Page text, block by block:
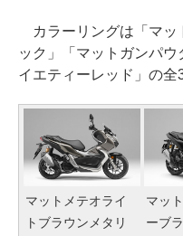
カラーリングは「マッ
ック」「マットガンパ
イエティーレッド」の全
マットメテオライ
トブラウンメタリ
マッ
ーブ